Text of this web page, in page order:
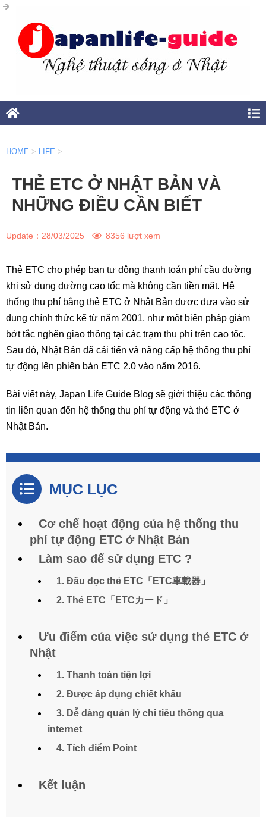
HOME > LIFE >
THẺ ETC Ở NHẬT BẢN VÀ
NHỮNG ĐIỀU CẦN BIẾT
Update： 28/03/2025 8356 lượt xem
Thẻ ETC cho phép bạn tự động thanh toán phí cầu đường
khi sử dụng đường cao tốc mà không cần tiền mặt. Hệ
thống thu phí bằng thẻ ETC ở Nhật Bản được đưa vào sử
dụng chính thức kể từ năm 2001, như một biện pháp giảm
bớt tắc nghẽn giao thông tại các trạm thu phí trên cao tốc.
Sau đó, Nhật Bản đã cải tiến và nâng cấp hệ thống thu phí
tự động lên phiên bản ETC 2.0 vào năm 2016.
Bài viết này, Japan Life Guide Blog sẽ giới thiệu các thông
tin liên quan đến hệ thống thu phí tự động và thẻ ETC ở
Nhật Bản.
MỤC LỤC
Cơ chế hoạt động của hệ thống thu
phí tự động ETC ở Nhật Bản
Làm sao để sử dụng ETC ?
1. Đầu đọc thẻ ETC「ETC車載器」
2. Thẻ ETC「ETCカード」
Ưu điểm của việc sử dụng thẻ ETC ở
Nhật
1. Thanh toán tiện lợi
2. Được áp dụng chiết khấu
3. Dễ dàng quản lý chi tiêu thông qua
internet
4. Tích điểm Point
Kết luận